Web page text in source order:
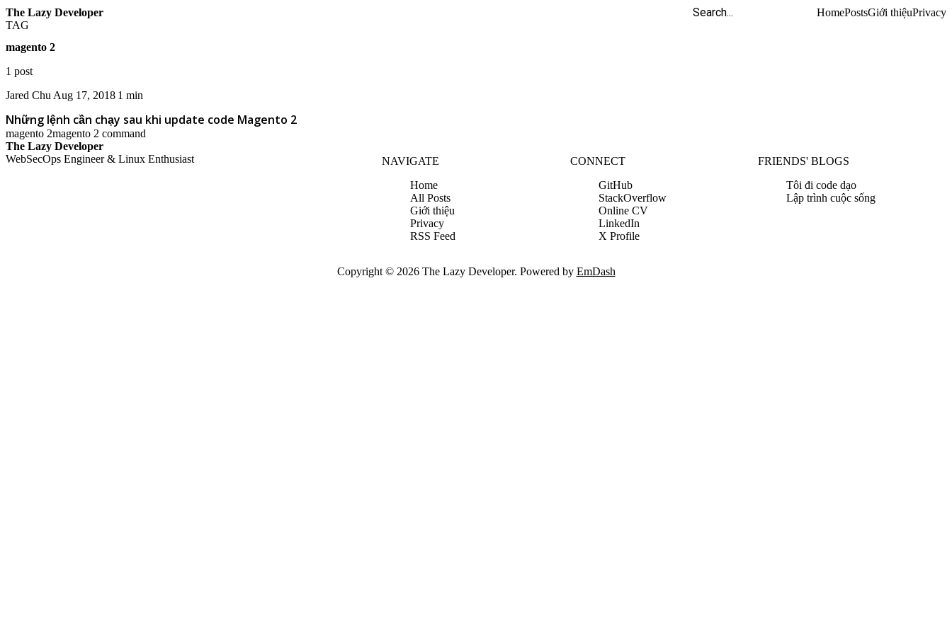
The Lazy Developer HomePostsGiới thiệuPrivacy
TAG
magento 2
1 post
Jared Chu Aug 17, 2018 1 min
Những lệnh cần chạy sau khi update code Magento 2
magento 2magento 2 command
The Lazy Developer
WebSecOps Engineer & Linux Enthusiast
NAVIGATE
Home
All Posts
Giới thiệu
Privacy
RSS Feed
CONNECT
GitHub
StackOverflow
Online CV
LinkedIn
X Profile
FRIENDS' BLOGS
Tôi đi code dạo
Lập trình cuộc sống
Copyright © 2026 The Lazy Developer. Powered by EmDash